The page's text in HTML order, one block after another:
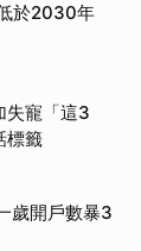
於2030年
失寵「這3
標籤
歲開戶數暴3